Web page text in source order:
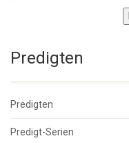
Predigten
Predigten
Predigt-Serien